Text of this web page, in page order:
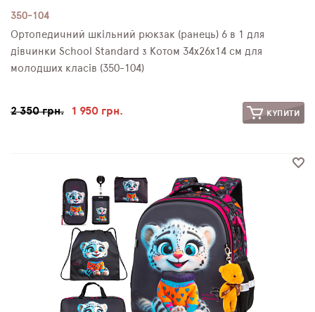
350-104
Ортопедичний шкільний рюкзак (ранець) 6 в 1 для
дівчинки School Standard з Котом 34х26х14 см для
молодших класів (350-104)
2 350 грн. 1 950 грн. КУПИТИ